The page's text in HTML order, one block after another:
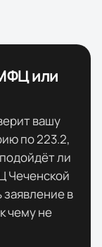
или
вашу
по 223.2,
ли
Чеченской
заявление в
чему не